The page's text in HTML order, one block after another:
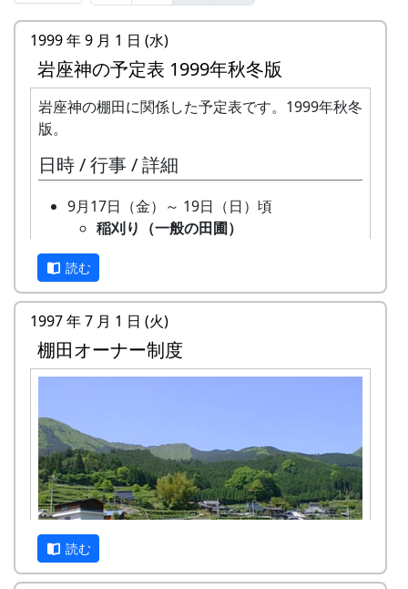
1999 年 9 月 1 日 (水)
岩座神の予定表 1999年秋冬版
岩座神の棚田に関係した予定表です。1999年秋冬
版。
日時 / 行事 / 詳細
9月17日（金）～ 19日（日）頃
稲刈り（一般の田圃）
そのまま乾燥機に放り込みます。
9月26日（日）
オーナー田の稲刈り
鎌で刈って、稲木（いなき）に掛け
て、天日干しにします。脱穀はもっ
アマチュア・バンド５組＋坂庭省
吾。
餅つき・野菜即売
10月3日（日）
蕎麦刈り
ています。（予定変更。17日に延期
読む
1997 年 7 月 1 日 (火)
棚田オーナー制度
読む